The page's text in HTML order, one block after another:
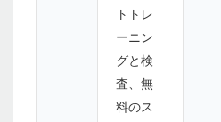
トトレ
ーニン
グと検
査、無
料のス